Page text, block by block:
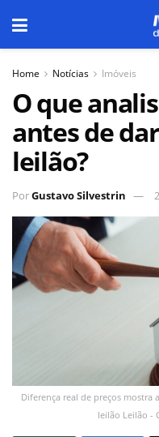
Home Notícias Imóveis
O que
antes de
leilão?
PorGustavo Silvestrin
Diferença real de preços mostra
leilão Leilão -